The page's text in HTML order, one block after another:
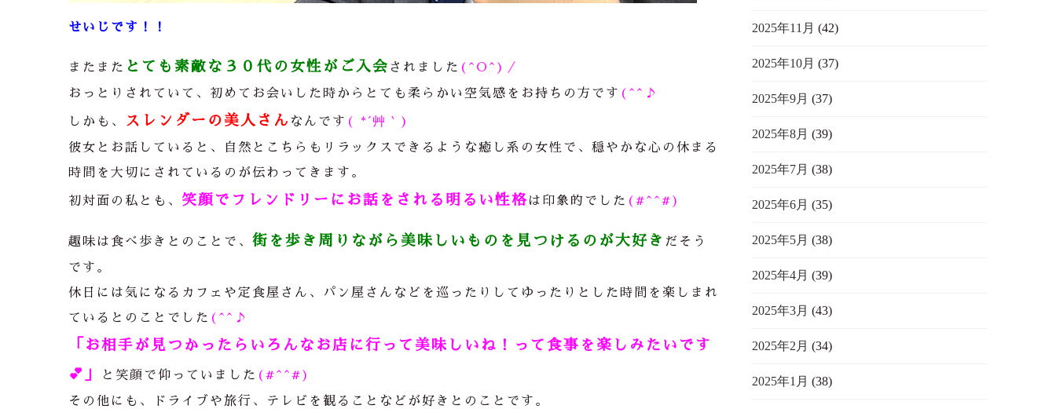
せいじです！！
またまた とても素敵な３０代の女性がご入会 されました (^O^)／
おっとりされていて、初めてお会いした時からとても柔らかい空気感をお持ちの方です (^^♪
しかも、 スレンダーの美人さん なんです ( *´艸｀)
彼女とお話していると、自然とこちらもリラックスできるような癒し系の女性で、穏やかな心の休まる
時間を大切にされているのが伝わってきます。
初対面の私とも、 笑顔でフレンドリーにお話をされる明るい性格は印象的でした (#^^#)
趣味は食べ歩きとのことで、 街を歩き周りながら美味しいものを見つけるのが大好き だそう
です。
休日には気になるカフェや定食屋さん、パン屋さんなどを巡ったりしてゆったりとした時間を楽しまれ
ているとのことでした (^^♪
「お相手が見つかったらいろんなお店に行って美味しいね！って食事を楽しみたいです
💕」
と笑顔で仰っていました (#^^#)
その他にも、ドライブや旅行、テレビを観ることなどが好きとのことです。
2025年11月 (42)
2025年10月 (37)
2025年9月 (37)
2025年8月 (39)
2025年7月 (38)
2025年6月 (35)
2025年5月 (38)
2025年4月 (39)
2025年3月 (43)
2025年2月 (34)
2025年1月 (38)